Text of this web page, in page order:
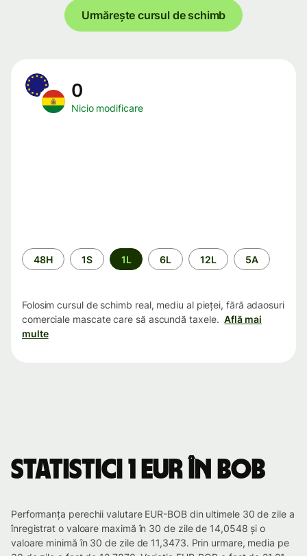
Urmărește cursul de schimb
0
Nicio modificare
Perioada
48H 1S 1L 6L 12L 5A
Folosim cursul de schimb real, mediu al pieței, fără adaosuri
comerciale mascate care să ascundă taxele. Află mai
multe
Statistici 1 EUR în BOB
Performanța perechii valutare EUR-BOB din ultimele 30 de zile a
înregistrat o valoare maximă în 30 de zile de 14,0548 și o
valoare minimă în 30 de zile de 11,3473. Prin urmare, media pe